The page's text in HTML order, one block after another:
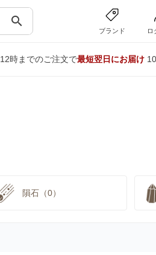
search
ブランド ロ
12時までのご注文で最短翌日にお届け
隕石（0）